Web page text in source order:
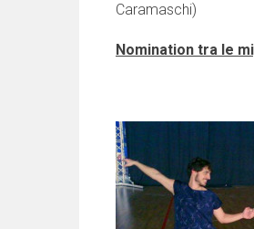
Caramaschi)
Nomination tra le